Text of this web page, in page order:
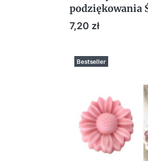
podziękowania
śnieżynka 7cm
ŚWIĘTA
Cena
7,20 zł
Bestseller